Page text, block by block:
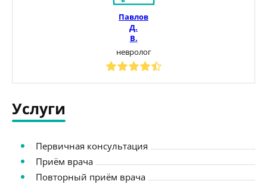
Павлов
Д.
В.
невролог
Услуги
Первичная консультация
Приём врача
Повторный приём врача